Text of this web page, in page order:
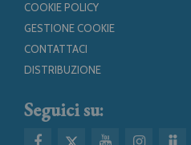
COOKIE POLICY
GESTIONE COOKIE
CONTATTACI
DISTRIBUZIONE
Seguici su: